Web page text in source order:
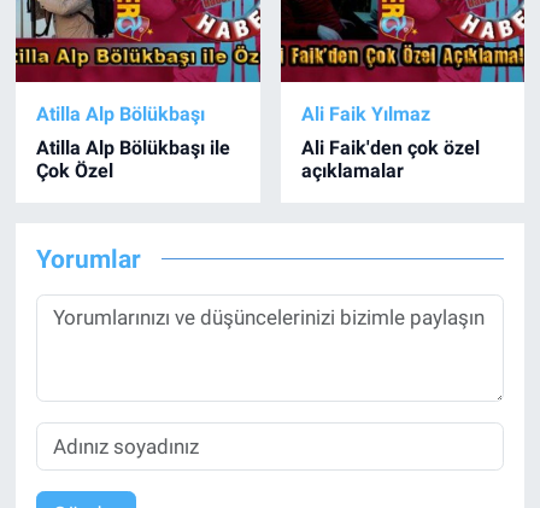
Atilla Alp Bölükbaşı
Atilla Alp Bölükbaşı ile
Çok Özel
Ali Faik Yılmaz
Ali Faik'den çok özel
açıklamalar
Yorumlar